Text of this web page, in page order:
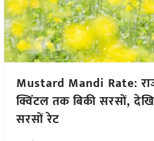
Mustard Mandi Rate:
क्विंटल तक बिकी सरसों,
सरसों रेट